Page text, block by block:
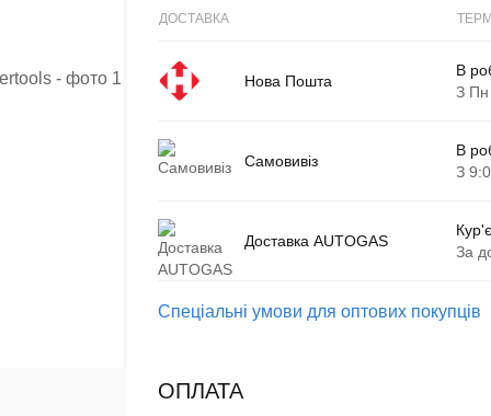
ДОСТАВКА
Нова Пошта
В
З Пн
Самовивіз
В
З
Доставка AUTOGAS
За
Спеціальні умови для оптових покупців
ОПЛАТА